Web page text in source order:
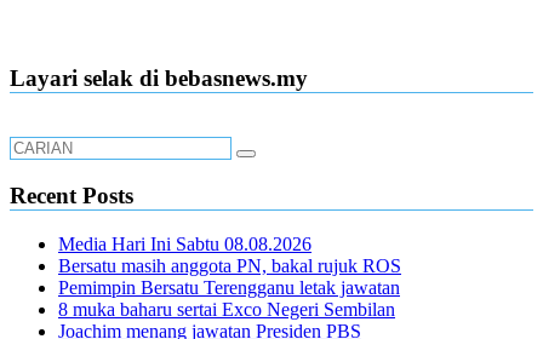
Layari selak di bebasnews.my
Recent Posts
Media Hari Ini Sabtu 08.08.2026
Bersatu masih anggota PN, bakal rujuk ROS
Pemimpin Bersatu Terengganu letak jawatan
8 muka baharu sertai Exco Negeri Sembilan
Joachim menang jawatan Presiden PBS